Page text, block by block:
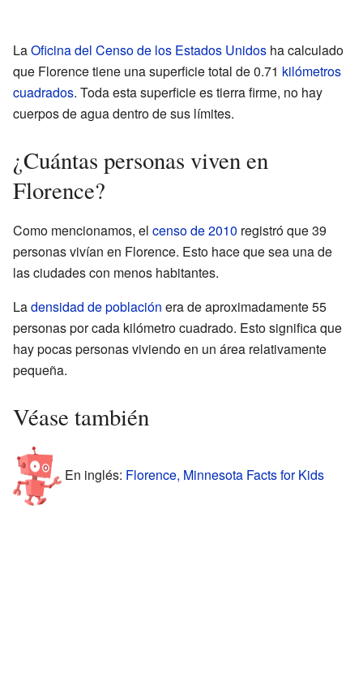
LaOficina del Censo de los Estados Unidos ha calculado
que Florence tiene una superficie total de 0.71 kilómetros
cuadrados. Toda esta superficie es tierra firme, no hay
cuerpos de agua dentro de sus límites.
¿Cuántas personas viven en
Florence?
Como mencionamos, el censo de 2010 registró que 39
personas vivían en Florence. Esto hace que sea una de
las ciudades con menos habitantes.
Ladensidad de población era de aproximadamente 55
personas por cada kilómetro cuadrado. Esto significa que
hay pocas personas viviendo en un área relativamente
pequeña.
Véase también
En inglés: Florence, Minnesota Facts for Kids